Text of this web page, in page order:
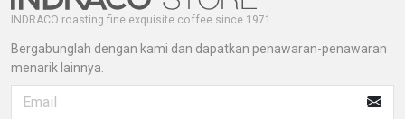
INDRACO roasting fine exquisite coffee since 1971.
Bergabunglah dengan kami dan dapatkan penawaran-penawaran
menarik lainnya.